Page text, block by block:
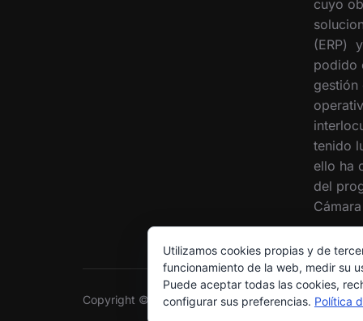
cuyo
(ERP)
podido
gestión
tenido
ello ha
del
Copyright © 2026 Grupo Interóleo
Utilizamos cookies propias y de
funcionamiento de la web, medir su
Puede aceptar todas las cookies,
configurar sus preferencias. Política